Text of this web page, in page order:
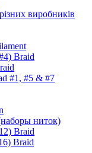
виробників
Braid
#1, #5 & #7
ниток)
Braid
Braid